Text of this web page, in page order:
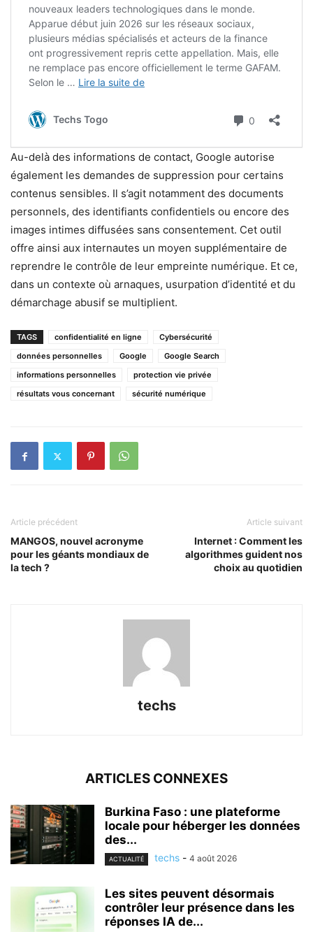
Au-delà des informations de contact, Google autorise
également les demandes de suppression pour certains
contenus sensibles. Il s’agit notamment des documents
personnels, des identifiants confidentiels ou encore des
images intimes diffusées sans consentement. Cet outil
offre ainsi aux internautes un moyen supplémentaire de
reprendre le contrôle de leur empreinte numérique. Et ce,
dans un contexte où arnaques, usurpation d’identité et du
démarchage abusif se multiplient.
TAGS confidentialité en ligne
Cybersécurité
données personnelles
Google
Google Search
informations personnelles
protection vie privée
résultats vous concernant
sécurité numérique
Article précédent
MANGOS, nouvel acronyme
pour les géants mondiaux de
la tech ?
Article suivant
Internet : Comment les
algorithmes guident nos
choix au quotidien
techs
ARTICLES CONNEXES
Burkina Faso : une plateforme
locale pour héberger les données
des...
ACTUALITÉ techs - 4 août 2026
Les sites peuvent désormais
contrôler leur présence dans les
réponses IA de...